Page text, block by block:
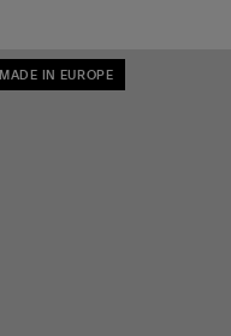
MADE IN EUROPE